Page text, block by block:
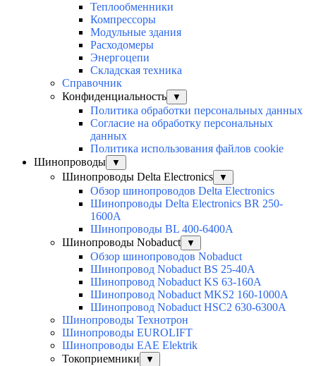
Теплообменники
Компрессоры
Модульные здания
Расходомеры
Энергоцепи
Складская техника
Справочник
Конфиденциальность
▼
Политика обработки персональных данных
Согласие на обработку персональных
данных
Политика использования файлов cookie
Шинопроводы
▼
Шинопроводы Delta Electronics ▼
Обзор шинопроводов Delta Electronics
Шинопроводы Delta Electronics BR 250-
1600A
Шинопроводы BL 400-6400A
Шинопроводы Nobaduct
▼
Обзор шинопроводов Nobaduct
Шинопровод Nobaduct BS 25-40A
Шинопровод Nobaduct KS 63-160А
Шинопровод Nobaduct MKS2 160-1000А
Шинопровод Nobaduct HSC2 630-6300А
Шинопроводы Технотрон
Шинопроводы EUROLIFT
Шинопроводы EAE Elektrik
Токоприемники
▼